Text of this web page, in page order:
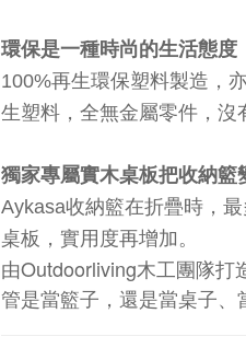
環保是一種時尚的生活態度
100%再生環保塑料製造，
生塑料，全無金屬零件，沒
獨家專屬實木桌板把收納籃
Aykasa收納籃在折疊時，
桌板，實用度再增加。
由Outdoorliving木工團隊打
管是當籃子，還是當桌子、